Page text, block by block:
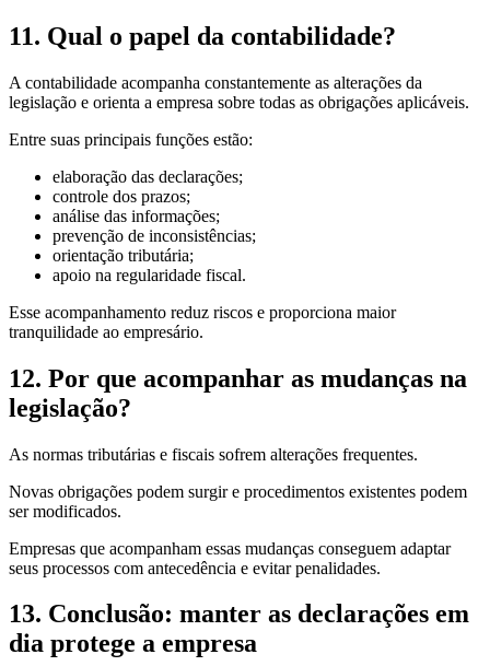
11. Qual o papel da contabilidade?
A contabilidade acompanha constantemente as alterações da
legislação e orienta a empresa sobre todas as obrigações aplicáveis.
Entre suas principais funções estão:
elaboração das declarações;
controle dos prazos;
análise das informações;
prevenção de inconsistências;
orientação tributária;
apoio na regularidade fiscal.
Esse acompanhamento reduz riscos e proporciona maior
tranquilidade ao empresário.
12. Por que acompanhar as mudanças na
legislação?
As normas tributárias e fiscais sofrem alterações frequentes.
Novas obrigações podem surgir e procedimentos existentes podem
ser modificados.
Empresas que acompanham essas mudanças conseguem adaptar
seus processos com antecedência e evitar penalidades.
13. Conclusão: manter as declarações em
dia protege a empresa